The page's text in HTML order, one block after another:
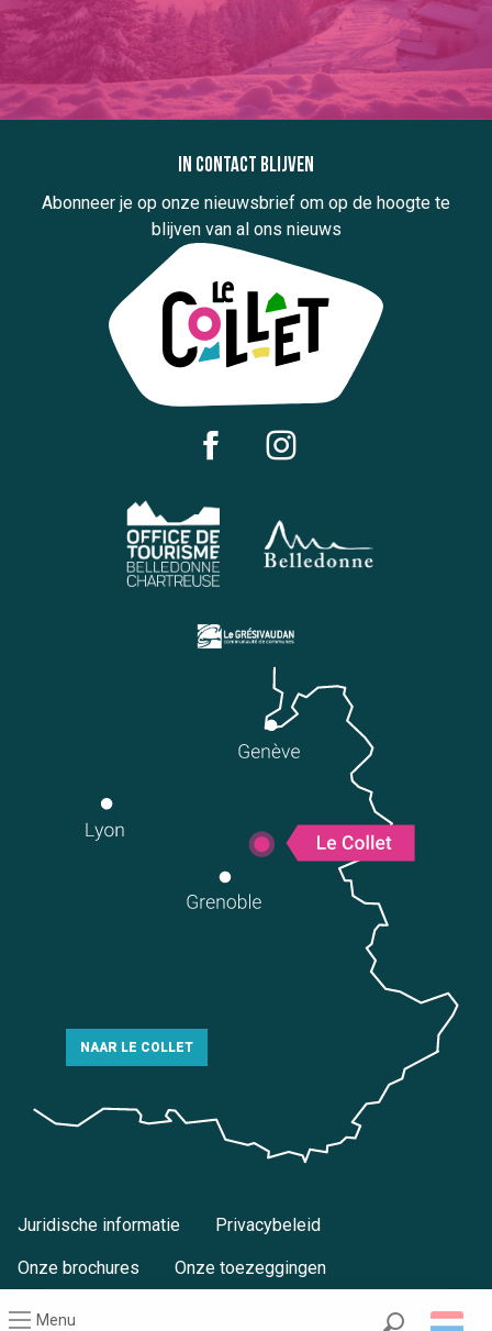
Menu
In contact blijven
Abonneer je op onze nieuwsbrief om op de hoogte te
blijven van al ons nieuws
NAAR LE COLLET
Juridische informatie Privacybeleid
Onze brochures Onze toezeggingen